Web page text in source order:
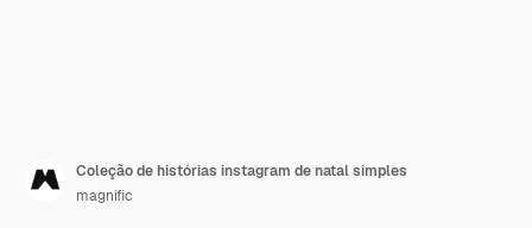
Coleção de histórias instagram de natal simples
magnific